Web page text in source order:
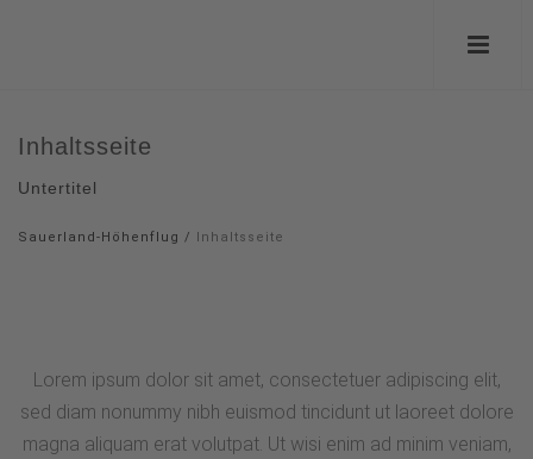
Inhaltsseite
Untertitel
Sauerland-Höhenflug / Inhaltsseite
Lorem ipsum dolor sit amet, consectetuer adipiscing elit,
sed diam nonummy nibh euismod tincidunt ut laoreet dolore
magna aliquam erat volutpat. Ut wisi enim ad minim veniam,